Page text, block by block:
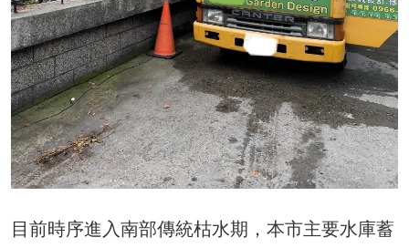
目前時序進入南部傳統枯水期，本市主要水庫蓄